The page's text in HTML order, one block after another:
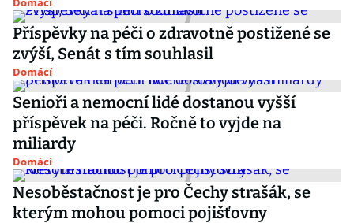
Příspěvky na péči o zdravotně postižené se
zvýší, Senát s tím souhlasil
Domácí
Senioři a nemocní lidé dostanou vyšší
příspěvek na péči. Ročně to vyjde na
miliardy
Domácí
Nesoběstačnost je pro Čechy strašák, se
kterým mohou pomoci pojišťovny